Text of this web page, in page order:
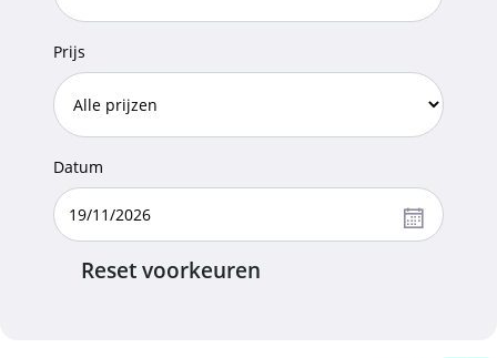
Prijs
Datum
Reset voorkeuren